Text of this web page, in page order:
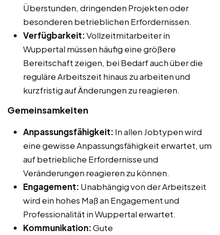
Überstunden, dringenden Projekten oder
besonderen betrieblichen Erfordernissen.
Verfügbarkeit:Vollzeitmitarbeiter in
Wuppertal müssen häufig eine größere
Bereitschaft zeigen, bei Bedarf auch über die
reguläre Arbeitszeit hinaus zu arbeiten und
kurzfristig auf Änderungen zu reagieren.
Gemeinsamkeiten
Anpassungsfähigkeit: In allen Jobtypen wird
eine gewisse Anpassungsfähigkeit erwartet, um
auf betriebliche Erfordernisse und
Veränderungen reagieren zu können.
Engagement: Unabhängig von der Arbeitszeit
wird ein hohes Maß an Engagement und
Professionalität in Wuppertal erwartet.
Kommunikation:Gute